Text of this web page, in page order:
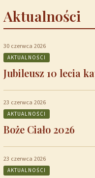
Aktualności
30 czerwca 2026
AKTUALNOŚCI
Jubileusz 10 lecia
23 czerwca 2026
AKTUALNOŚCI
Boże Ciało 2026
23 czerwca 2026
AKTUALNOŚCI